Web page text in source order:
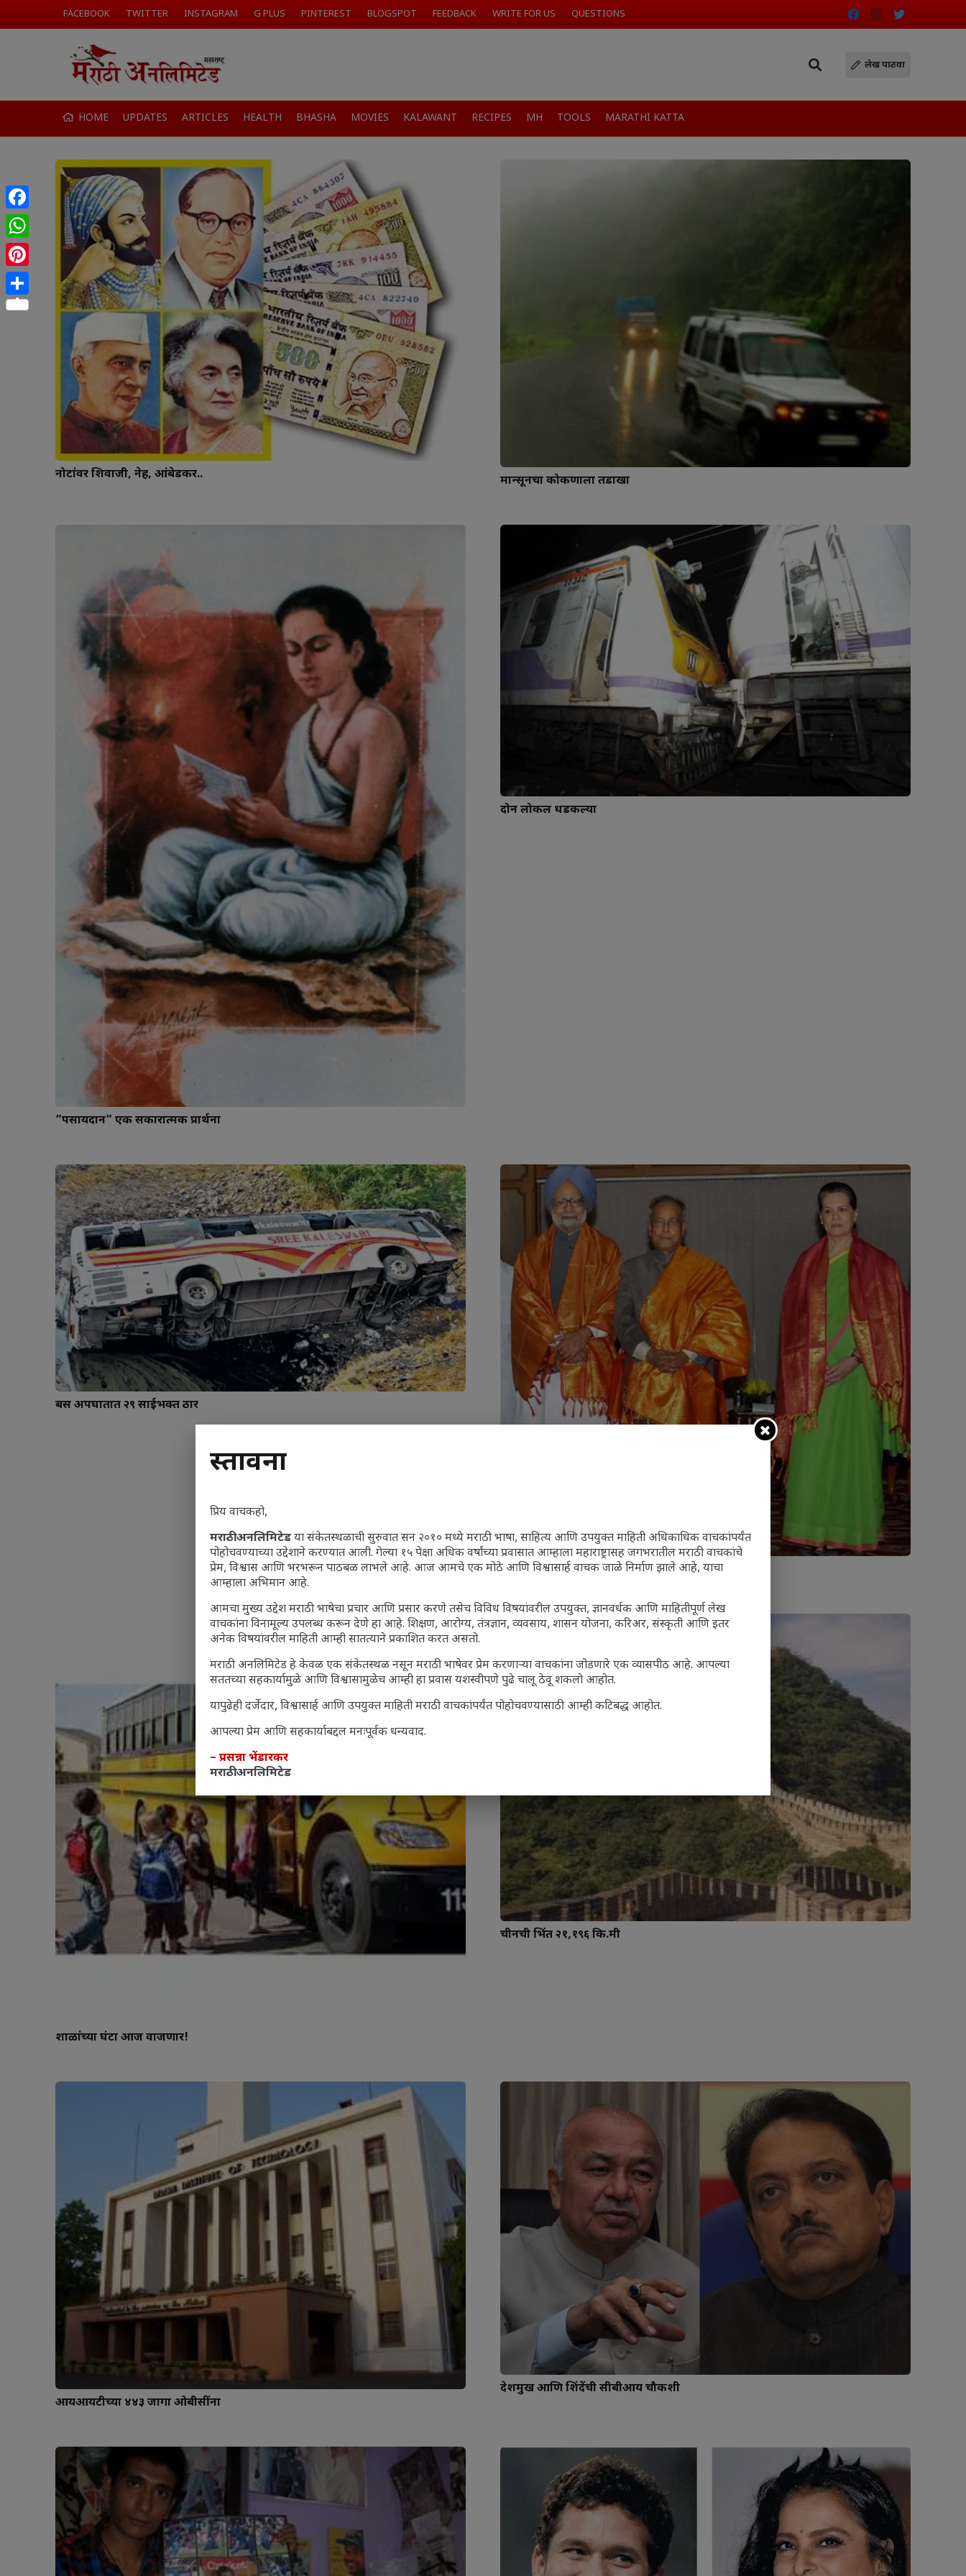
FACEBOOK TWITTER INSTAGRAM G PLUS PINTEREST BLOGSPOT FEEDBACK WRITE FOR US QUESTIONS
लेख पाठवा
HOME UPDATES ARTICLES HEALTH BHASHA MOVIES KALAWANT RECIPES MH TOOLS MARATHI KATTA
नोटांवर शिवाजी, नेहरू, आंबेडकर.. मान्सूनचा कोकणाला तडाखा
”पसायदान” एक सकारात्मक प्रार्थना
दोन लोकल धडकल्या
बस अपघातात २९ साईभक्त ठार
राष्ट्रपती प्रणवदाच होणार
शाळांच्या घंटा आज वाजणार!
चीनची भिंत २१,१९६ कि.मी
आयआयटीच्या ४४३ जागा ओबीसींना
देशमुख आणि शिंदेंची सीबीआय चौकशी
Facebook
WhatsApp
Pinterest
Share
प्रस्तावना
प्रिय वाचकहो,
मराठी अनलिमिटेडया संकेतस्थळाची सुरुवात सन २०१० मध्ये मराठी भाषा, साहित्य आणि उपयुक्त माहिती अधिकाधिक वाचकांपर्यंत
पोहोचवण्याच्या उद्देशाने करण्यात आली. गेल्या १५ पेक्षा अधिक वर्षांच्या प्रवासात आम्हाला महाराष्ट्रासह जगभरातील मराठी वाचकांचे
प्रेम, विश्वास आणि भरभरून पाठबळ लाभले आहे. आज आमचे एक मोठे आणि विश्वासार्ह वाचक जाळे निर्माण झाले आहे, याचा
आम्हाला अभिमान आहे.
आमचा मुख्य उद्देश मराठी भाषेचा प्रचार आणि प्रसार करणे तसेच विविध विषयांवरील उपयुक्त, ज्ञानवर्धक आणि माहितीपूर्ण लेख
वाचकांना विनामूल्य उपलब्ध करून देणे हा आहे. शिक्षण, आरोग्य, तंत्रज्ञान, व्यवसाय, शासन योजना, करिअर, संस्कृती आणि इतर
अनेक विषयांवरील माहिती आम्ही सातत्याने प्रकाशित करत असतो.
मराठी अनलिमिटेड हे केवळ एक संकेतस्थळ नसून मराठी भाषेवर प्रेम करणाऱ्या वाचकांना जोडणारे एक व्यासपीठ आहे. आपल्या
सततच्या सहकार्यामुळे आणि विश्वासामुळेच आम्ही हा प्रवास यशस्वीपणे पुढे चालू ठेवू शकलो आहोत.
यापुढेही दर्जेदार, विश्वासार्ह आणि उपयुक्त माहिती मराठी वाचकांपर्यंत पोहोचवण्यासाठी आम्ही कटिबद्ध आहोत.
आपल्या प्रेम आणि सहकार्याबद्दल मनःपूर्वक धन्यवाद.
– प्रसन्ना भेंडारकर
मराठी अनलिमिटेड